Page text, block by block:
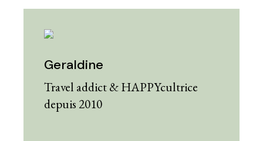
Geraldine
Travel addict & HAPPYcultrice
depuis 2010